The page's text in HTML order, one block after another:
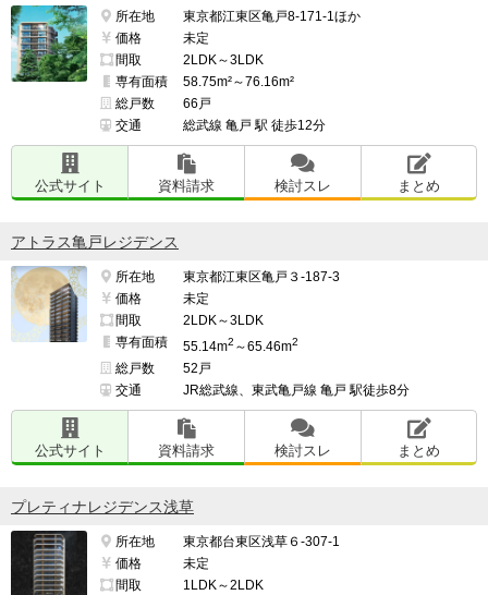
所在地
東京都江東区亀戸8-171-1ほか
価格
未定
間取
2LDK～3LDK
専有面積
58.75m²～76.16m²
総戸数
66戸
交通
総武線 亀戸 駅 徒歩12分
公式サイト 資料請求 検討スレ まとめ
アトラス亀戸レジデンス
所在地
東京都江東区亀戸３-187-3
価格
未定
間取
2LDK～3LDK
専有面積
55.14m2 ～65.46m2
総戸数
52戸
交通
JR総武線、東武亀戸線 亀戸 駅徒歩8分
公式サイト 資料請求 検討スレ まとめ
プレティナレジデンス浅草
所在地
東京都台東区浅草６-307-1
価格
未定
間取
1LDK～2LDK